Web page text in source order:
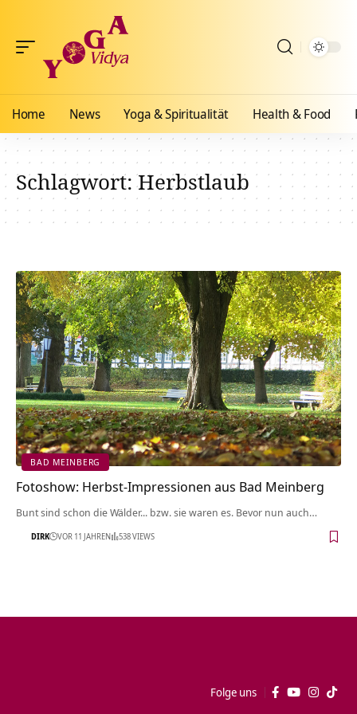
Home News Yoga & Spiritualität Health & Food
Schlagwort:Herbstlaub
BAD MEINBERG
Fotoshow: Herbst-Impressionen aus Bad Meinberg
Bunt sind schon die Wälder... bzw. sie waren es. Bevor nun auch…
DIRK VOR 11 JAHREN 538 VIEWS
Folge uns